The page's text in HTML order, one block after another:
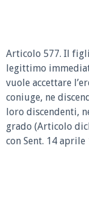
Articolo 577. Il
legittimo
vuole accettare
coniuge, ne
loro discendenti,
grado (Articolo
con Sent. 14 aprile